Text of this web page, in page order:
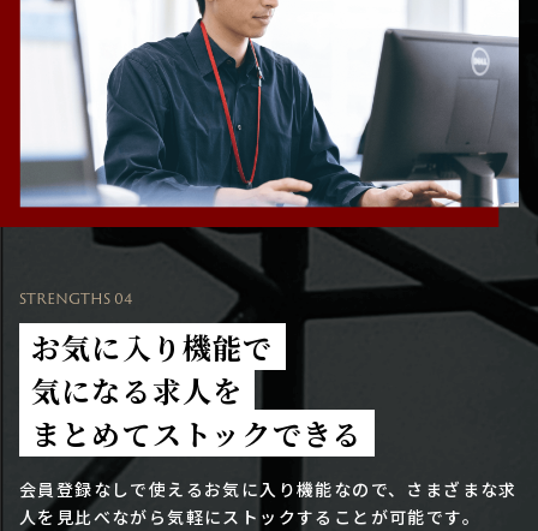
STRENGTHS 04
お気に入り機能で
気になる求人を
まとめてストックできる
会員登録なしで使えるお気に入り機能なので、さまざまな求
人を見比べながら気軽にストックすることが可能です。